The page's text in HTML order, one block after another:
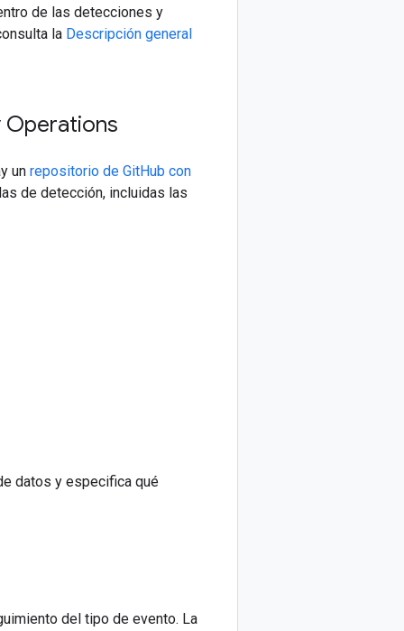
de las detecciones y
la Descripción general
Operations
un repositorio de GitHub con
de detección, incluidas las
datos y especifica qué
del tipo de evento. La